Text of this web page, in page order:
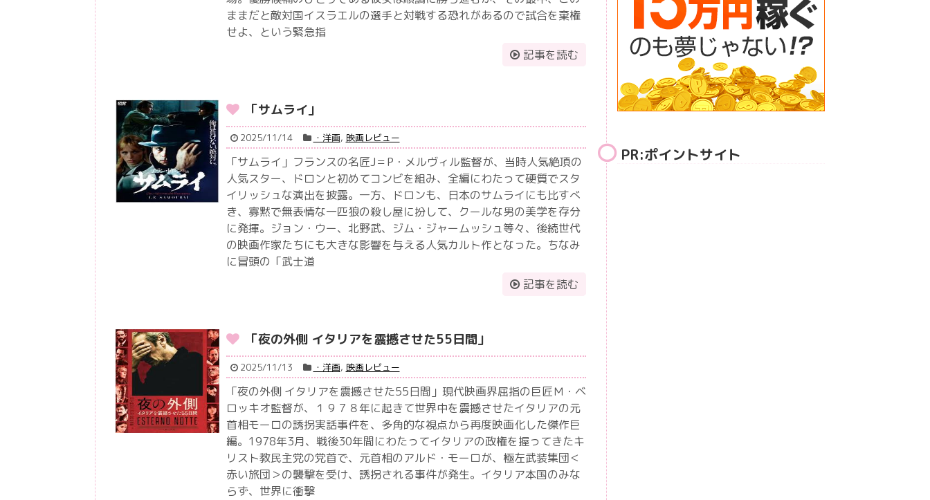
ままだと敵対国イスラエルの選手と対戦する恐れがあるので試合を棄権
せよ、という緊急指
記事を読む
「サムライ」
2025/11/14 ・洋画, 映画レビュー
「サムライ」フランスの名匠J＝P・メルヴィル監督が、当時人気絶頂の
人気スター、ドロンと初めてコンビを組み、全編にわたって硬質でスタ
イリッシュな演出を披露。一方、ドロンも、日本のサムライにも比すべ
き、寡黙で無表情な一匹狼の殺し屋に扮して、クールな男の美学を存分
に発揮。ジョン・ウー、北野武、ジム・ジャームッシュ等々、後続世代
の映画作家たちにも大きな影響を与える人気カルト作となった。ちなみ
に冒頭の「武士道
記事を読む
「夜の外側 イタリアを震撼させた55日間」
2025/11/13 ・洋画, 映画レビュー
「夜の外側 イタリアを震撼させた55日間」現代映画界屈指の巨匠Ｍ・ベ
ロッキオ監督が、１９７８年に起きて世界中を震撼させたイタリアの元
首相モーロの誘拐実話事件を、多角的な視点から再度映画化した傑作巨
編。1978年3月、戦後30年間にわたってイタリアの政権を握ってきたキ
リスト教民主党の党首で、元首相のアルド・モーロが、極左武装集団＜
赤い旅団＞の襲撃を受け、誘拐される事件が発生。イタリア本国のみな
らず、世界に衝撃
PR:ポイントサイト